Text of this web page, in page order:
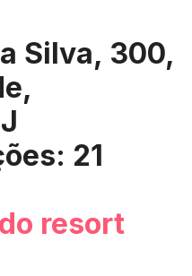
Silva, 300,
21
resort